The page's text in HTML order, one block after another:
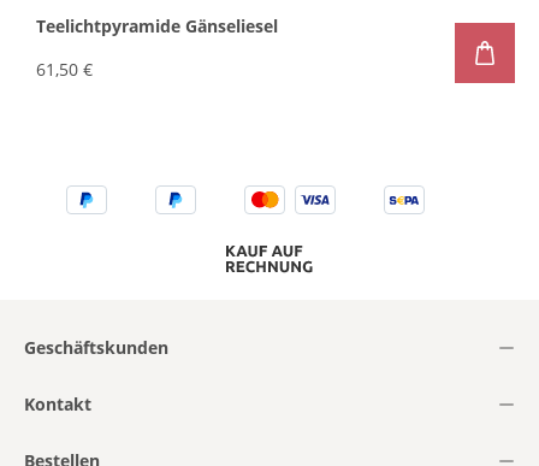
Teelichtpyramide Gänseliesel
61,50 €
Geschäftskunden
Kontakt
Bestellen